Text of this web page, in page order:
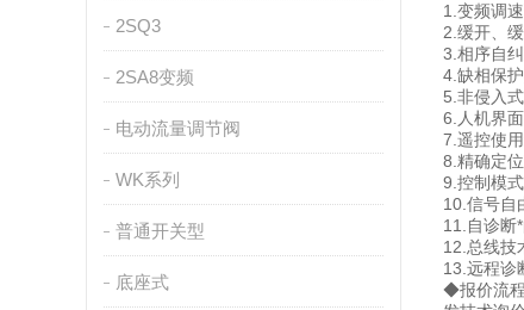
2SQ3
2SA8变频
电动流量调节阀
WK系列
普通开关型
底座式
1.变频调
2.缓开、
3.相序自
4.缺相保
5.非侵入
6.人机界
7.遥控使
8.精确定
9.控制模
10.信号自
11.自诊断
12.总线技
13.远程诊
◆报价流程